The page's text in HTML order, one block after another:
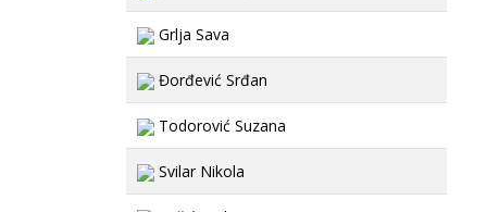
Grlja Sava
Đorđević Srđan
Todorović Suzana
Svilar Nikola